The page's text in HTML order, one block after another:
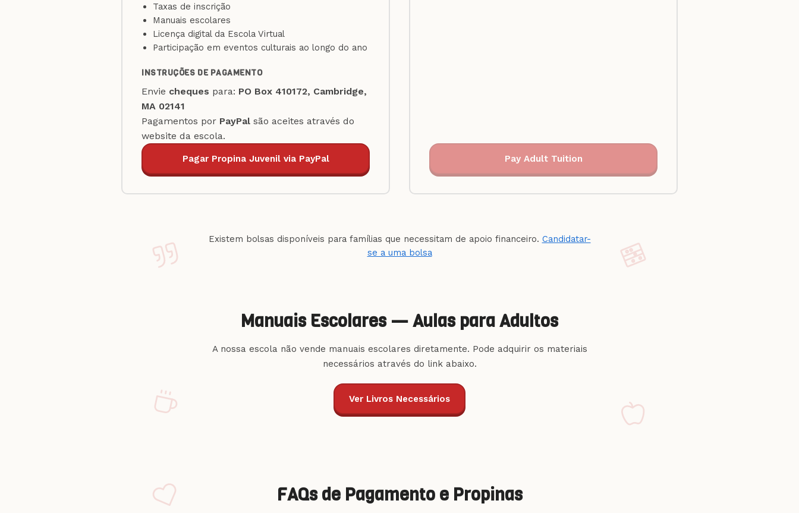
Taxas de inscrição
Manuais escolares
Licença digital da Escola Virtual
Participação em eventos culturais ao longo do ano
INSTRUÇÕES DE PAGAMENTO
Envie cheques para: PO Box 410172, Cambridge,
MA 02141
Pagamentos por PayPal são aceites através do
website da escola.
Pagar Propina Juvenil via PayPal Pay Adult Tuition
Existem bolsas disponíveis para famílias que necessitam de apoio financeiro. Candidatar-
se a uma bolsa
Manuais Escolares — Aulas para Adultos
A nossa escola não vende manuais escolares diretamente. Pode adquirir os materiais
necessários através do link abaixo.
Ver Livros Necessários
FAQs de Pagamento e Propinas